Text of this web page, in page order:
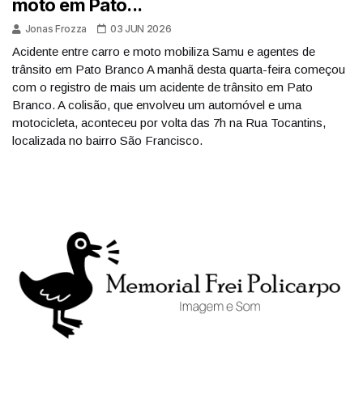
moto em Pato...
Jonas Frozza 03 JUN 2026
Acidente entre carro e moto mobiliza Samu e agentes de
trânsito em Pato Branco A manhã desta quarta-feira começou
com o registro de mais um acidente de trânsito em Pato
Branco. A colisão, que envolveu um automóvel e uma
motocicleta, aconteceu por volta das 7h na Rua Tocantins,
localizada no bairro São Francisco.